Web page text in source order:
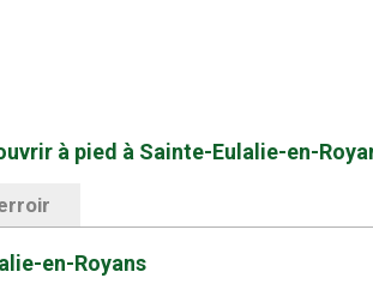
à pied à Sainte-Eulalie-en-
en-Royans